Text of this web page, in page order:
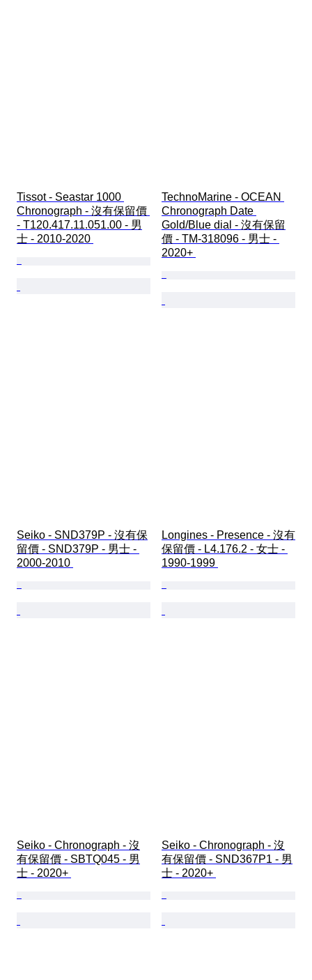
Tissot - Seastar 1000
Chronograph - 沒有保留價
- T120.417.11.051.00 - 男
士 - 2010-2020
TechnoMarine - OCEAN
Chronograph Date
Gold/Blue dial - 沒有保留
價 - TM-318096 - 男士 -
2020+
Seiko - SND379P - 沒有保
留價 - SND379P - 男士 -
2000-2010
Longines - Presence - 沒有
保留價 - L4.176.2 - 女士 -
1990-1999
Seiko - Chronograph - 沒
有保留價 - SBTQ045 - 男
士 - 2020+
Seiko - Chronograph - 沒
有保留價 - SND367P1 - 男
士 - 2020+